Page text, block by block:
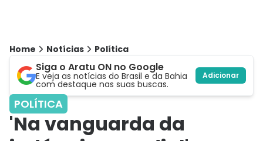
Home Notícias Política
Siga o Aratu ON no Google
E veja as notícias do Brasil e da Bahia
com destaque nas suas buscas.
Adicionar
POLÍTICA
'Na vanguarda da